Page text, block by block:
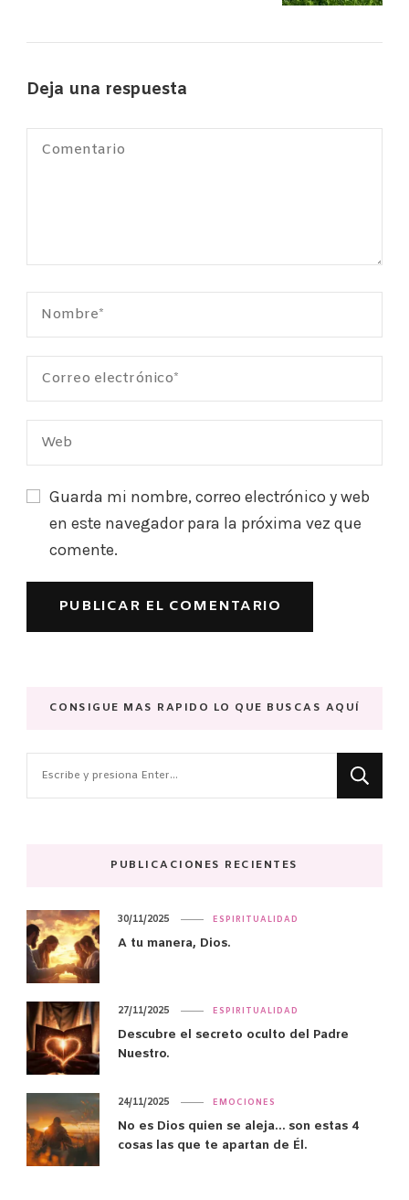
Deja una respuesta
Guarda mi nombre, correo electrónico y web
en este navegador para la próxima vez que
comente.
CONSIGUE MAS RAPIDO LO QUE BUSCAS AQUÍ
PUBLICACIONES RECIENTES
ESPIRITUALIDAD
A tu manera, Dios.
30/11/2025
ESPIRITUALIDAD
Descubre el secreto oculto del Padre
Nuestro.
27/11/2025
EMOCIONES
No es Dios quien se aleja… son estas 4
cosas las que te apartan de Él.
24/11/2025